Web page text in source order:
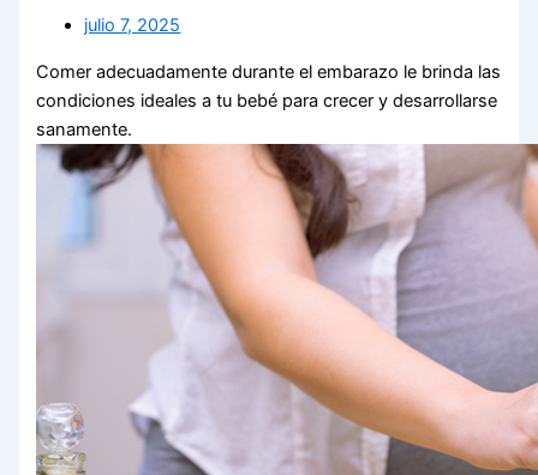
julio 7, 2025
Comer adecuadamente durante el embarazo le brinda las
condiciones ideales a tu bebé para crecer y desarrollarse
sanamente.